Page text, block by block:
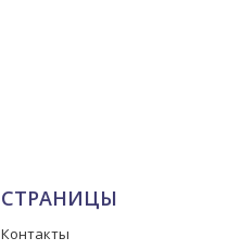
СТРАНИЦЫ
Контакты